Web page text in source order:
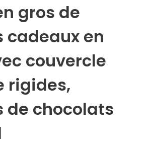
gros de
cadeaux en
couvercle
rigides,
de chocolats